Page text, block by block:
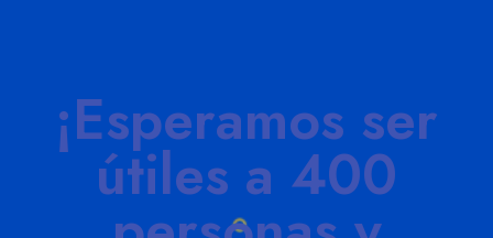
¡Esperamos ser
útiles a 400